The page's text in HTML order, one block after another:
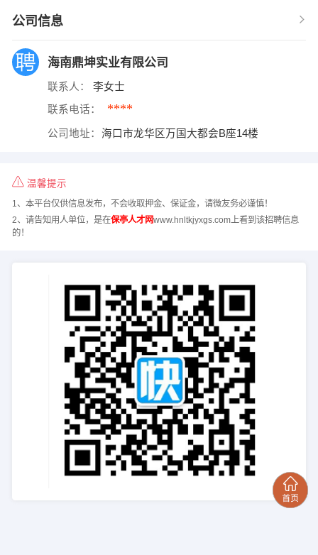
公司信息
海南鼎坤实业有限公司
联系人： 李女士
联系电话： ****
公司地址： 海口市龙华区万国大都会B座14楼
温馨提示
1、本平台仅供信息发布，不会收取押金、保证金，请微友务必谨慎！
2、请告知用人单位，是在保亭人才网www.hnltkjyxgs.com上看到该招聘信息
的！